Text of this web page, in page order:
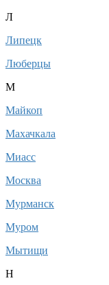
Л
Липецк
Люберцы
М
Майкоп
Махачкала
Миасс
Москва
Мурманск
Муром
Мытищи
Н